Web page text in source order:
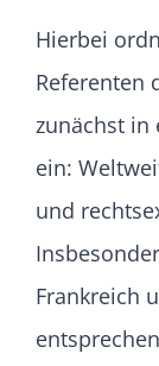
Hierbei
Referenten
zunächst in
ein:
und
Frankreich